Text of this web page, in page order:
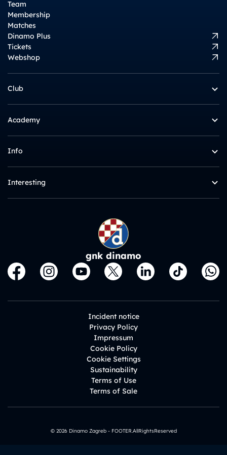
Team
Membership
Matches
Dinamo Plus
Tickets
Webshop
Club
Academy
Info
Interesting
gnk dinamo
Incident notice
Privacy Policy
Impressum
Cookie Policy
Cookie Settings
Sustainability
Terms of Use
Terms of Sale
© 2026 Dinamo Zagreb - FOOTER.AllRightsReserved